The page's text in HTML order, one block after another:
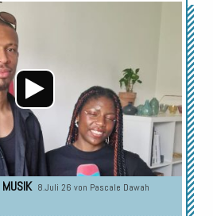
Audio-
Player
MUSIK 8.Juli 26 von Pascale Dawah